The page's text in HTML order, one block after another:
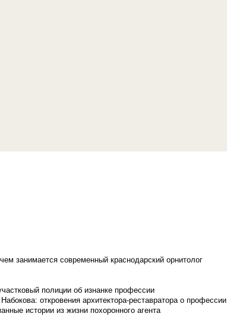
занимается современный краснодарский орнитолог
полиции об изнанке профессии
откровения архитектора-реставратора о профессии
истории из жизни похоронного агента